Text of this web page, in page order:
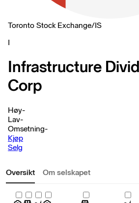
Toronto Stock Exchange/IS
I
Infrastructure
Corp
Høy-
Lav-
Omsetning-
Kjøp
Selg
Oversikt Om selskapet